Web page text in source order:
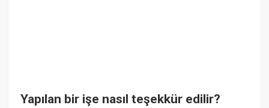
Yapılan bir işe nasıl teşekkür edilir?